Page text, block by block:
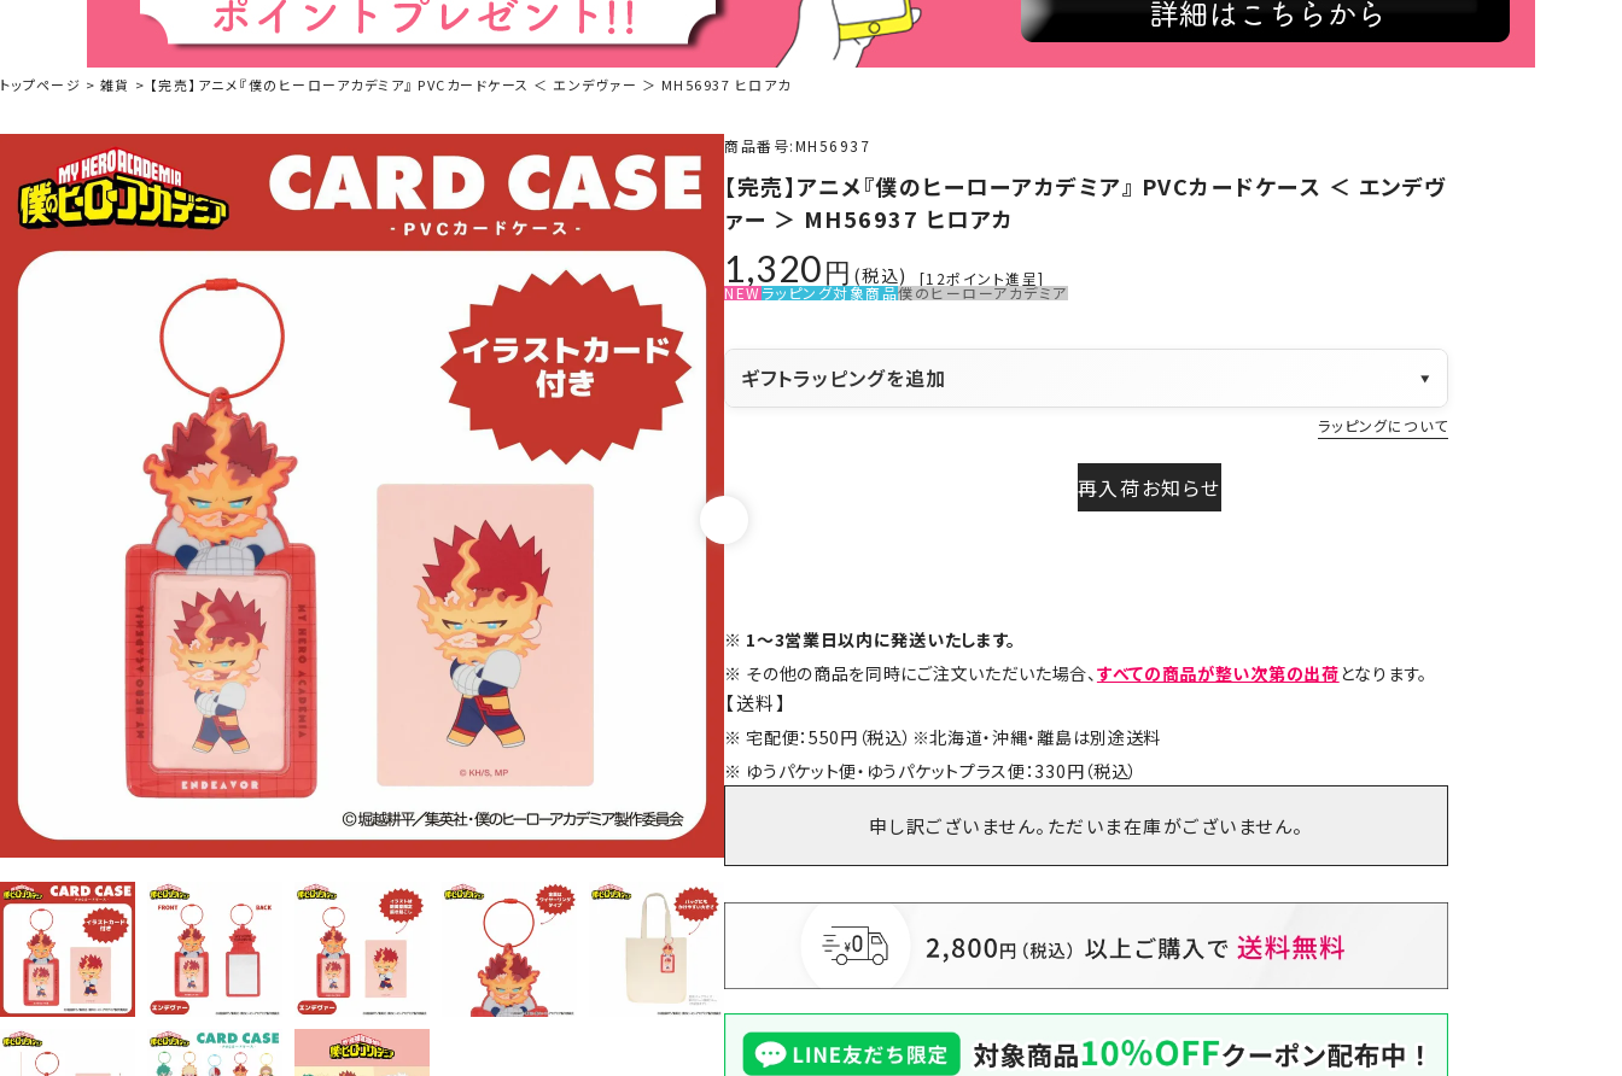
トップページ 雑貨 【完売】アニメ『僕のヒーローアカデミア』 PVCカードケース ＜ エンデヴァー ＞ MH56937 ヒロアカ
商品番号 MH56937
【完売】アニメ『僕のヒーローアカデミア』 PVCカードケース ＜ エンデヴ
ァー ＞ MH56937 ヒロアカ
1,320 税込 [12ポイント進呈]
NEWラッピング対象商品僕のヒーローアカデミア
ギフトラッピングを追加 ▼
ラッピングについて
再入荷お知らせ
1～3営業日以内に発送いたします。
その他の商品を同時にご注文いただいた場合、すべての商品が整い次第の出荷となります。
【送料】
宅配便：550円（税込）※北海道・沖縄・離島は別途送料
ゆうパケット便・ゆうパケットプラス便：330円（税込）
申し訳ございません。ただいま在庫がございません。